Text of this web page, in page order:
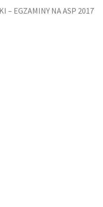
– EGZAMINY NA ASP 2017